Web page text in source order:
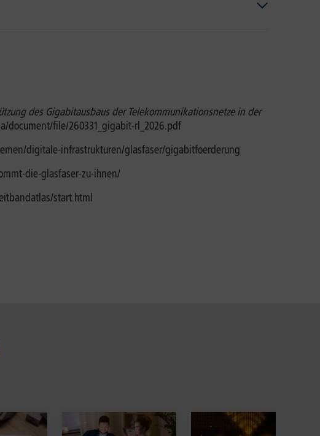
des Gigabitausbaus der Telekommunikationsnetze in der
file/260331_gigabit-rl_2026.pdf
digitale-infrastrukturen/glasfaser/gigabitfoerderung
die-glasfaser-zu-ihnen/
start.html